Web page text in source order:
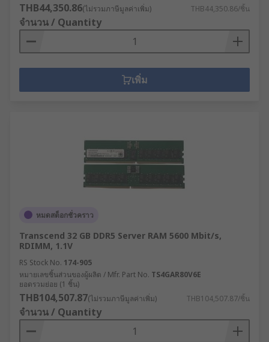
THB44,350.86(ไม่รวมภาษีมูลค่าเพิ่ม) THB44,350.86/ชิ้น
จำนวน / Quantity
เพิ่ม
หมดสต็อกชั่วคราว
Transcend 32 GB DDR5 Server RAM 5600 Mbit/s,
RDIMM, 1.1V
RS Stock No. 174-905
หมายเลขชิ้นส่วนของผู้ผลิต / Mfr. Part No. TS4GAR80V6E
ยอดรวมย่อย (1 ชิ้น)
THB104,507.87(ไม่รวมภาษีมูลค่าเพิ่ม) THB104,507.87/ชิ้น
จำนวน / Quantity